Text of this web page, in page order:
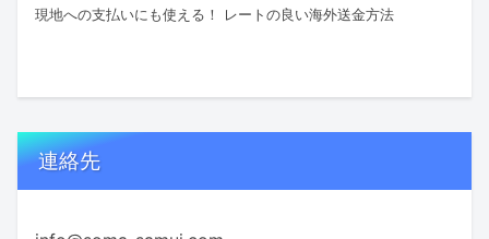
現地への支払いにも使える！ レートの良い海外送金方法
連絡先